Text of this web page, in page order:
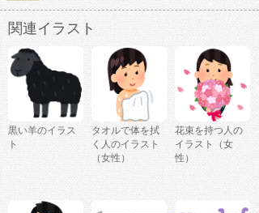
関連イラスト
黒い羊のイラス
ト
タオルで体を拭
く人のイラスト
（女性）
花束を持つ人の
イラスト（女
性）